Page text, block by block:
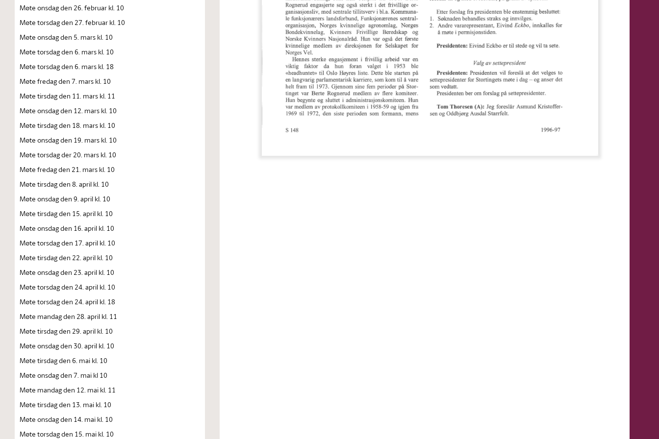
Møte onsdag den 26. februar kl. 10
Møte torsdag den 27. februar kl. 10
Møte onsdag den 5. mars kl. 10
Møte torsdag den 6. mars kl. 10
Møte torsdag den 6. mars kl. 18
Møte fredag den 7. mars kl. 10
Møte tirsdag den 11. mars kl. 11
Møte onsdag den 12. mars kl. 10
Møte tirsdag den 18. mars kl. 10
Møte onsdag den 19. mars kl. 10
Møte torsdag der 20. mars kl. 10
Møte fredag den 21. mars kl. 10
Møte tirsdag den 8. april kl. 10
Møte onsdag den 9. april kl. 10
Møte tirsdag den 15. april kl. 10
Møte onsdag den 16. april kl. 10
Møte torsdag den 17. april kl. 10
Møte tirsdag den 22. april kl. 10
Møte onsdag den 23. april kl. 10
Møte torsdag den 24. april kl. 10
Møte torsdag den 24. april kl. 18
Møte mandag den 28. april kl. 11
Møte tirsdag den 29. april kl. 10
Møte onsdag den 30. april kl. 10
Møte tirsdag den 6. mai kl. 10
Møte onsdag den 7. mai kl 10
Møte mandag den 12. mai kl. 11
Møte tirsdag den 13. mai kl. 10
Møte onsdag den 14. mai kl. 10
Møte torsdag den 15. mai kl. 10